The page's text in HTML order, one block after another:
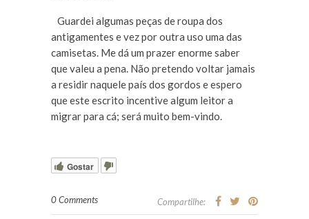
Guardei algumas peças de roupa dos
antigamentes e vez por outra uso uma das
camisetas. Me dá um prazer enorme saber
que valeu a pena. Não pretendo voltar jamais
a residir naquele país dos gordos e espero
que este escrito incentive algum leitor a
migrar para cá; será muito bem-vindo.
Gostar
0 Comments Compartilhe: